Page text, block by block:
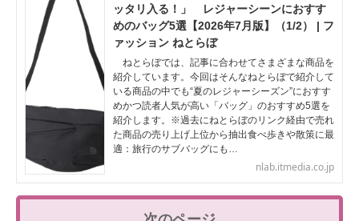
ッタリ入る！」 レジャーシーンにおすす
めのバッグ5選【2026年7月版】（1/2） | フ
ァッション ねとらぼ
ねとらぼでは、記事に合わせてさまざまな商品を
紹介しています。今回はそんなねとらぼで紹介して
いる商品の中でも“夏のレジャーシーズン”におすす
めかつ読者人気が高い「バッグ」のおすすめ5選を
紹介します。※過去にねとらぼのリンク経由で売れ
た商品の売り上げ上位から抽出食べ歩きや散策に最
適：旅行のサブバッグにも…
nlab.itmedia.co.jp